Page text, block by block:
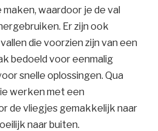
waardoor je de val
Er zijn ook
die voorzien zijn van een
bedoeld voor eenmalig
snelle oplossingen. Qua
werken met een
de vliegjes gemakkelijk naar
naar buiten.